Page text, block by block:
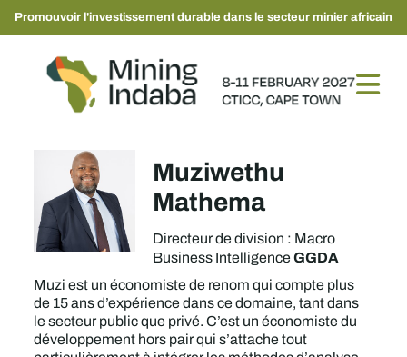
Promouvoir l'investissement durable dans le secteur minier africain
Muziwethu
Mathema
Directeur de division : Macro
Business IntelligenceGGDA
Muzi est un économiste de renom qui compte plus
de 15 ans d’expérience dans ce domaine, tant dans
le secteur public que privé. C’est un économiste du
développement hors pair qui s’attache tout